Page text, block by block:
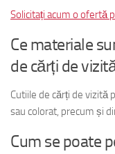
Solicitați acum o ofertă
Ce materiale
de cărți de
Cutiile de cărți de vizită
sau colorat, precum și
Cum se poate